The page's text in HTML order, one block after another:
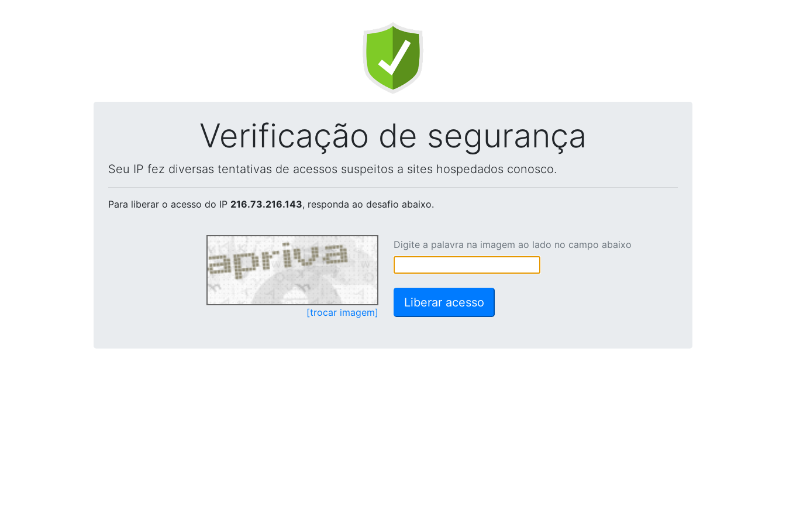
Verificação de segurança
Seu IP fez diversas tentativas de acessos suspeitos a sites hospedados conosco.
Para liberar o acesso do IP 216.73.216.143, responda ao desafio abaixo.
[trocar imagem]
Digite a palavra na imagem ao lado no campo abaixo